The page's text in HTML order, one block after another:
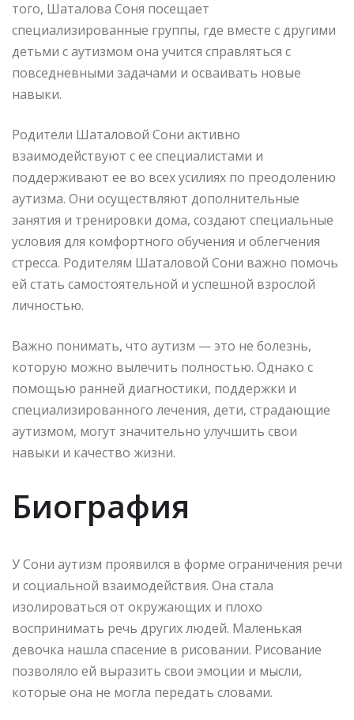
того, Шаталова Соня посещает
специализированные группы, где вместе с другими
детьми с аутизмом она учится справляться с
повседневными задачами и осваивать новые
навыки.
Родители Шаталовой Сони активно
взаимодействуют с ее специалистами и
поддерживают ее во всех усилиях по преодолению
аутизма. Они осуществляют дополнительные
занятия и тренировки дома, создают специальные
условия для комфортного обучения и облегчения
стресса. Родителям Шаталовой Сони важно помочь
ей стать самостоятельной и успешной взрослой
личностью.
Важно понимать, что аутизм — это не болезнь,
которую можно вылечить полностью. Однако с
помощью ранней диагностики, поддержки и
специализированного лечения, дети, страдающие
аутизмом, могут значительно улучшить свои
навыки и качество жизни.
Биография
У Сони аутизм проявился в форме ограничения речи
и социальной взаимодействия. Она стала
изолироваться от окружающих и плохо
воспринимать речь других людей. Маленькая
девочка нашла спасение в рисовании. Рисование
позволяло ей выразить свои эмоции и мысли,
которые она не могла передать словами.